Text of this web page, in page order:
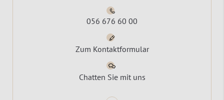
056 676 60 00
Zum Kontaktformular
Chatten Sie mit uns